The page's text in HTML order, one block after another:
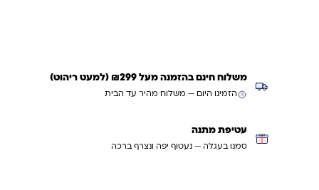
משלוח חינם בהזמנה מעל ₪299 (למעט ריהוט)
הזמינו היום — משלוח מהיר עד הבית
עטיפת מתנה
סמנו בעגלה — נעטוף יפה ונצרף ברכה